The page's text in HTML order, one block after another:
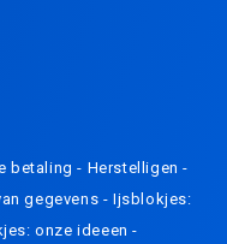
betaling- Herstelligen-
gegevens -Ijsblokjes:
onze ideeen-